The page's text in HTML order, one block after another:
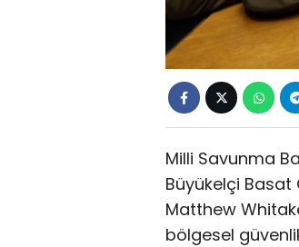
Milli Savunma
Büyükelçi Basat
Matthew
bölgesel